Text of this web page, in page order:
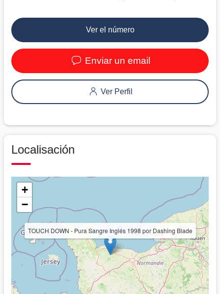
Ver el número
Enviar un email
Ver Perfil
Localisación
TOUCH DOWN - Pura Sangre Inglés 1998 por Dashing Blade
+
−